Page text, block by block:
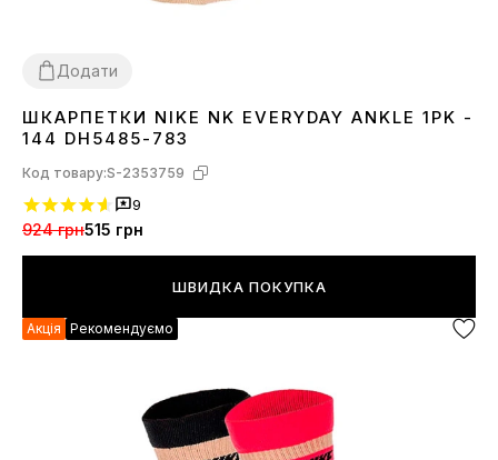
Додати
30-34 34-3838-42 42-46
ШКАРПЕТКИ NIKE NK EVERYDAY ANKLE 1PK -
144 DH5485-783
Код товару:S-2353759
9
924 грн515 грн
ШВИДКА ПОКУПКА
Акція Рекомендуємо